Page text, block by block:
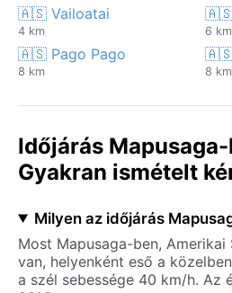
🇦🇸 Vailoatai
4 km
🇦🇸
6 km
🇦🇸 Pago Pago
8 km
🇦🇸
8 km
Időjárás
Gyakran ismételt
Milyen az időjárás
Most Mapusaga-ben, Amerikai
van, helyenként eső a
a szél sebessége 40 km/h. Az